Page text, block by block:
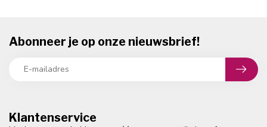
Klantenservice
Abonneer je op onze nieuwsbrief!